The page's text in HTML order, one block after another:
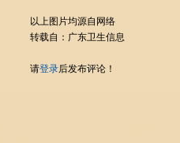
以上图片均源自网络
转载自：广东卫生信息
请登录后发布评论！